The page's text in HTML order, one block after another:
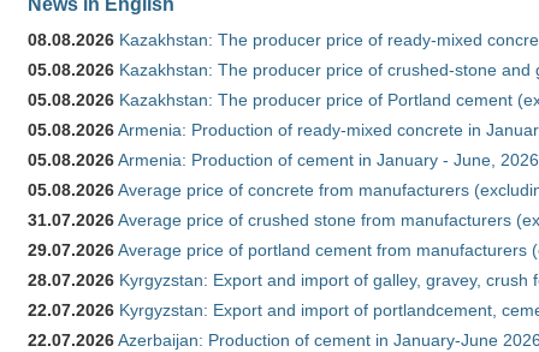
08.08.2026 Kazakhstan: The producer price of ready-mixed
05.08.2026 Kazakhstan: The producer price of crushed-stone and
05.08.2026 Kazakhstan: The producer price of Portland cement
05.08.2026Armenia: Production of ready-mixed concrete in
05.08.2026Armenia: Production of cement in January - June, 2026
05.08.2026Average price of concrete from manufacturers
31.07.2026Average price of crushed stone from manufacturers
29.07.2026Average price of portland cement from manufacturers
28.07.2026 Kyrgyzstan: Export and import of galley, gravey,
22.07.2026 Kyrgyzstan: Export and import of portlandcement,
22.07.2026Azerbaijan: Production of cement in January-June